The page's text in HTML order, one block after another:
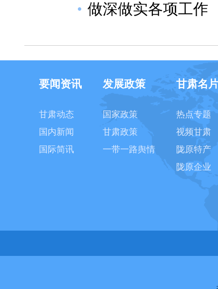
做深做实各项工
要闻资讯
甘肃动态
国内新闻
国际简讯
发展政策
国家政策
甘肃政策
一带一路舆情
甘肃名
热点专题
视频甘肃
陇原特产
陇原企业